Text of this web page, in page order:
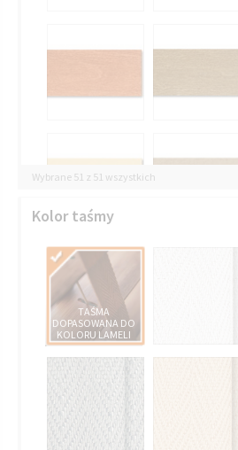
Wybrane 51 z 51 wszystkich
Kolor taśmy
TAŚMA
DOPASOWANA DO
KOLORU LAMELI